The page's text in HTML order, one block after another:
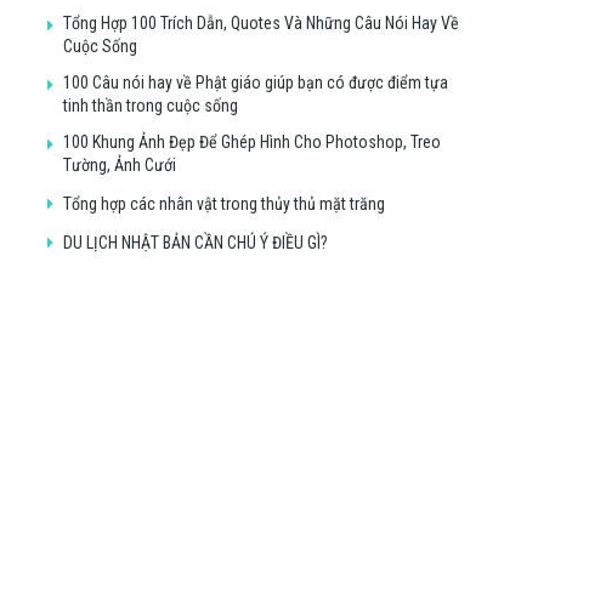
Tổng Hợp 100 Trích Dẫn, Quotes Và Những Câu Nói Hay Về
Cuộc Sống
100 Câu nói hay về Phật giáo giúp bạn có được điểm tựa
tinh thần trong cuộc sống
100 Khung Ảnh Đẹp Để Ghép Hình Cho Photoshop, Treo
Tường, Ảnh Cưới
Tổng hợp các nhân vật trong thủy thủ mặt trăng
DU LỊCH NHẬT BẢN CẦN CHÚ Ý ĐIỀU GÌ?